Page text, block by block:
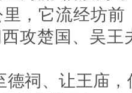
，它流经坊前
攻楚国、吴王
祠、让王庙，